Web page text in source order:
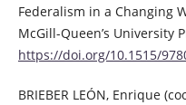
Federalism in a Changing
McGill-Queen’s University
https://doi.org/10.1515/
BRIEBER LEÓN, Enrique